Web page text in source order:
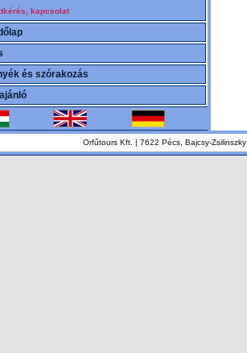
kapcsolat
és szórakozás
Orfűtours Kft. | 7622 Pécs, Bajcsy-